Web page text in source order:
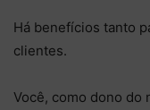
Há benefícios tanto
clientes.
Você, como dono do